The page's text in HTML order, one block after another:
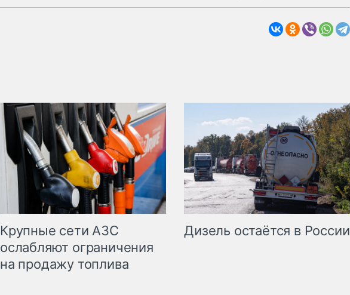
Крупные сети АЗС
ослабляют ограничения
на продажу топлива
Дизель остаётся в России